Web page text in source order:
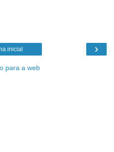
›
inicial
para a web